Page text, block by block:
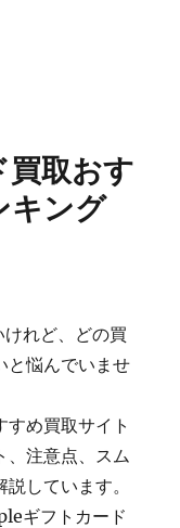
取おす
キング
れど、どの買
と悩んでいませ
め買取サイト
、注意点、スム
しています。
ギフトカード